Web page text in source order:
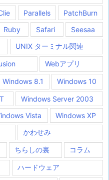
Parallels
PatchBurn
Ruby Safari
Seesaa
UNIX ターミナル関連
Webアプリ
Windows 8.1 Windows 10
Windows Server 2003
Vista
Windows XP
かわせみ
ちらしの裏 コラム
ハードウェア